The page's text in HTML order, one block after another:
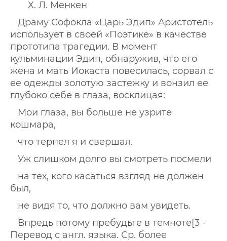
Х. Л. Менкен
Драму Софокла «Царь Эдип» Аристотель
использует в своей «Поэтике» в качестве
прототипа трагедии. В момент
кульминации Эдип, обнаружив, что его
жена и мать Иокаста повесилась, сорвал с
ее одежды золотую застежку и вонзил ее
глубоко себе в глаза, восклицая:
Мои глаза, вы больше не узрите
кошмара,
что терпел я и свершал.
Уж слишком долго вы смотреть посмели
на тех, кого касаться взгляд не должен
был,
не видя то, что должно вам увидеть.
Впредь потому пребудьте в темноте[3 -
Перевод с англ. языка. Ср. более